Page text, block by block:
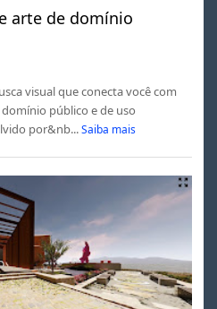
arte de domínio
visual que conecta você com
público e de uso
por&nb... Saiba mais